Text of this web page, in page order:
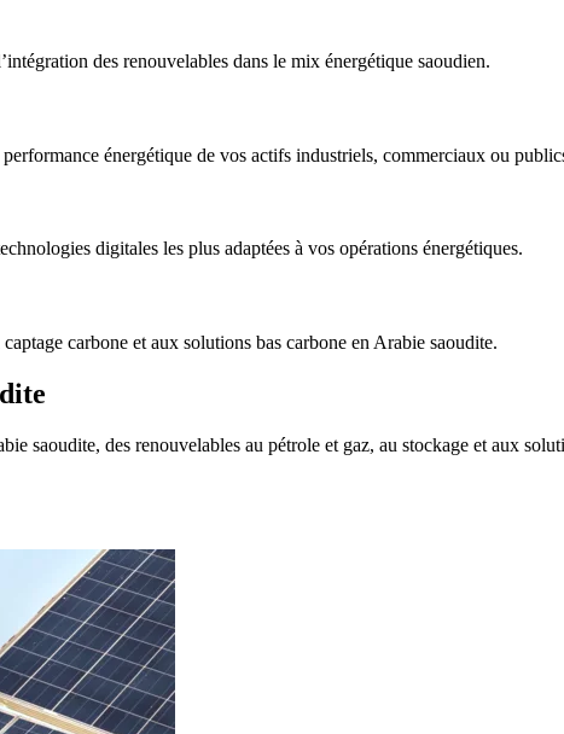
des renouvelables dans le mix énergétique saoudien.
énergétique de vos actifs industriels, commerciaux ou
digitales les plus adaptées à vos opérations énergétiques.
carbone et aux solutions bas carbone en Arabie saoudite.
saoudite, des renouvelables au pétrole et gaz, au stockage et aux